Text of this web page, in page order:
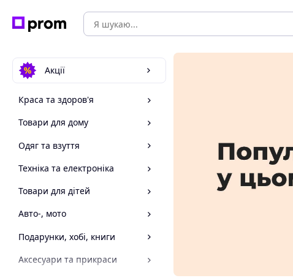
Акції
Краса та здоров'я
Товари для дому
Одяг та взуття
Техніка та електроніка
Товари для дітей
Авто-, мото
Подарунки, хобі, книги
Аксесуари та прикраси